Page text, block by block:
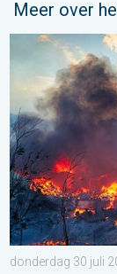
Meer over
Ook in
donderdag 30 juli